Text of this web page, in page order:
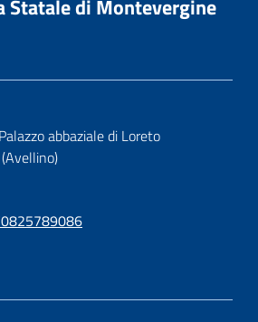
Statale di Montevergine
abbaziale di Loreto